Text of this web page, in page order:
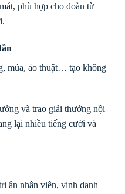
phù hợp cho đoàn từ
múa, ảo thuật… tạo không
và trao giải thưởng nội
lại nhiều tiếng cười và
ân nhân viên, vinh danh